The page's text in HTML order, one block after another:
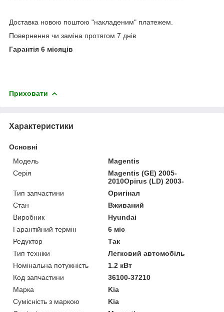
Доставка новою поштою "накладеним" платежем.
Повернення чи заміна протягом 7 днів
Гарантія 6 місяців
Приховати
Характеристики
Основні
Модель
Magentis
Серія
Magentis (GE) 2005-
2010Opirus (LD) 2003-
Тип запчастини
Оригінал
Стан
Вживаний
Виробник
Hyundai
Гарантійний термін
6 міс
Редуктор
Так
Тип техніки
Легковий автомобіль
Номінальна потужність
1.2 кВт
Код запчастини
36100-37210
Марка
Kia
Сумісність з маркою
Kia